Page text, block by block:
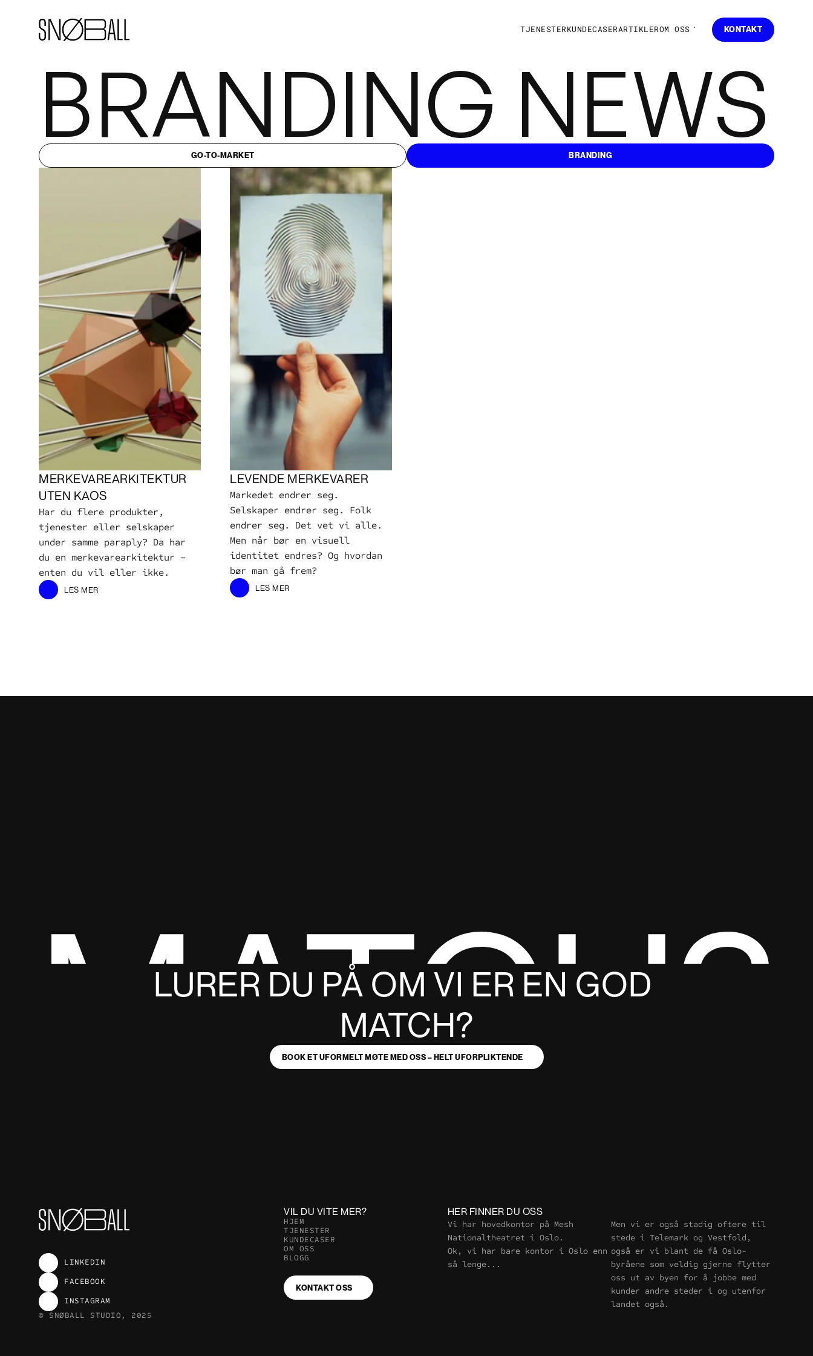
TJENESTERKUNDECASERARTIKL EROM OSS
KONTAKT
BRANDING NEWS
GO-TO-MARKET
BRANDING
MERKEVAREARKITEKTUR
UTEN KAOS
Har du flere produkter,
tjenester eller selskaper
under samme paraply? Da har
du en merkevarearkitektur –
enten du vil eller ikke.
LES MER
LEVENDE MERKEVARER
Markedet endrer seg.
Selskaper endrer seg. Folk
endrer seg. Det vet vi alle.
Men når bør en visuell
identitet endres? Og hvordan
bør man gå frem?
LES MER
MATCH?
LURER DU PÅ OM VI ER EN GOD
MATCH?
BOOK ET UFORMELT MØTE MED OSS – HELT UFORPLIKTENDE
LINKEDIN
FACEBOOK
INSTAGRAM
VIL DU VITE MER?
HJEM
TJENESTER
KUNDECASER
OM OSS
BLOGG
KONTAKT OSS
HER FINNER DU OSS
Vi har hovedkontor på Mesh
Nationaltheatret i Oslo.
Ok, vi har bare kontor i Oslo enn
så lenge...
Men vi er også stadig oftere til
stede i Telemark og Vestfold,
også er vi blant de få Oslo-
byråene som veldig gjerne flytter
oss ut av byen for å jobbe med
kunder andre steder i og utenfor
landet også.
© SNØBALL STUDIO, 2025